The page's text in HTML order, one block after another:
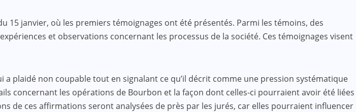
15 janvier, où les premiers témoignages ont été présentés. Parmi les témoins, des
et observations concernant les processus de la société. Ces témoignages visent
plaidé non coupable tout en signalant ce qu’il décrit comme une pression systématique
concernant les opérations de Bourbon et la façon dont celles-ci pourraient avoir été liées
de ces affirmations seront analysées de près par les jurés, car elles pourraient influencer